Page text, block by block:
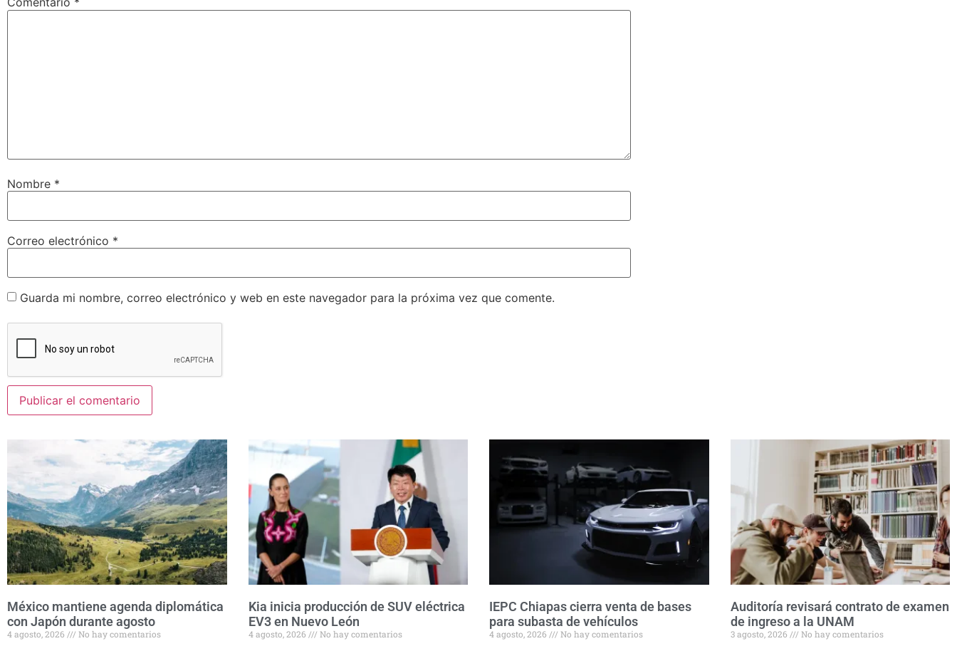
Nombre *
Correo electrónico *
Guarda mi nombre, correo electrónico y web en este navegador para la próxima vez que comente.
México mantiene agenda diplomática
con Japón durante agosto
4 agosto, 2026 No hay comentarios
Kia inicia producción de SUV eléctrica
EV3 en Nuevo León
4 agosto, 2026 No hay comentarios
IEPC Chiapas cierra venta de bases
para subasta de vehículos
4 agosto, 2026 No hay comentarios
Auditoría revisará contrato de examen
de ingreso a la UNAM
3 agosto, 2026 No hay comentarios